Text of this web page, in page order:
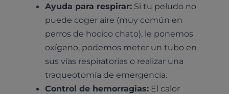
Ayuda para respirar: Si tu peludo no
puede coger aire (muy común en
perros de hocico chato), le ponemos
oxígeno, podemos meter un tubo en
sus vías respiratorias o realizar una
traqueotomía de emergencia.
Control de hemorragias: El calor